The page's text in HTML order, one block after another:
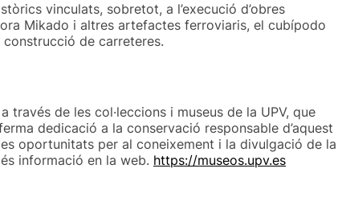
vinculats, sobretot, a l’execució d’obres
Mikado i altres artefactes ferroviaris, el cubípodo
de carreteres.
través de les col·leccions i museus de la UPV, que
dedicació a la conservació responsable d’aquest
oportunitats per al coneixement i la divulgació de la
informació en la web. https://museos.upv.es